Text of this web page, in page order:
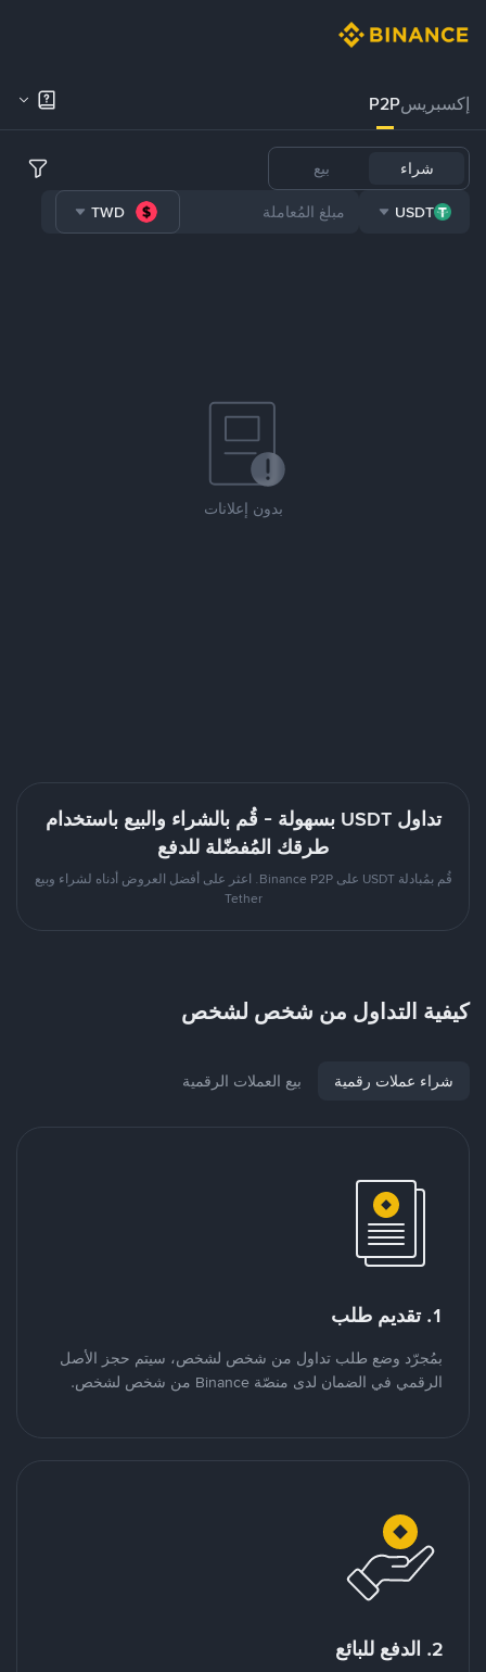
إكسبريسP2P
شراء بيع
USDT
TWD
بدون إعلانات
تداول USDT بسهولة - قُم بالشراء والبيع باستخدام
طرقك المُفضّلة للدفع
قُم بمُبادلة USDT على Binance P2P. اعثر على أفضل العروض أدناه لشراء وبيع
Tether
كيفية التداول من شخص لشخص
شراء عملات رقمية بيع العملات الرقمية
1. تقديم طلب
بمُجرّد وضع طلب تداول من شخص لشخص، سيتم حجز الأصل
الرقمي في الضمان لدى منصّة Binance من شخص لشخص.
2. الدفع للبائع